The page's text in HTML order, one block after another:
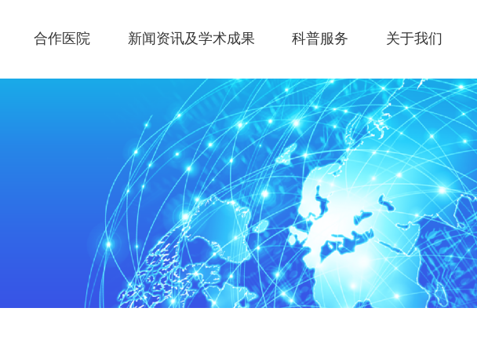
合作医院 新闻资讯及学术成果 科普服务 关于我们